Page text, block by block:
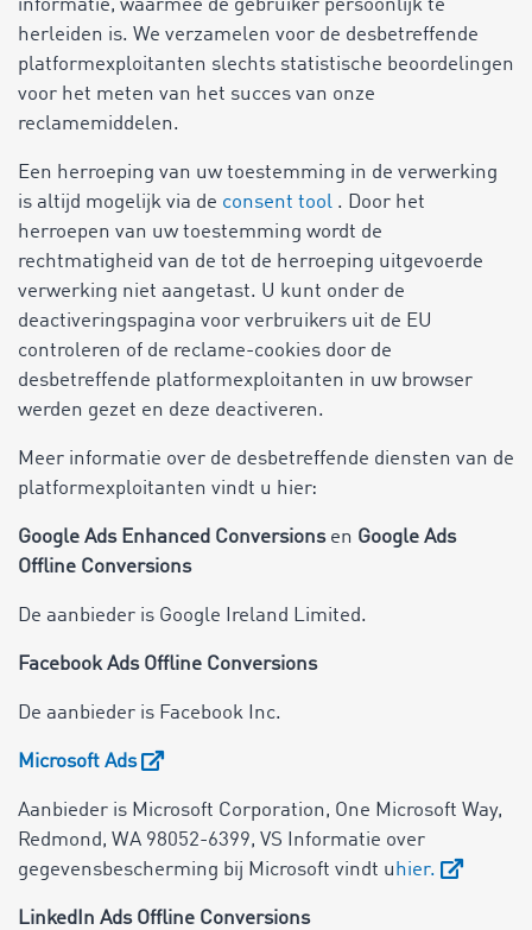
informatie, waarmee de gebruiker persoonlijk te
herleiden is. We verzamelen voor de desbetreffende
platformexploitanten slechts statistische beoordelingen
voor het meten van het succes van onze
reclamemiddelen.
Een herroeping van uw toestemming in de verwerking
is altijd mogelijk via de consent tool . Door het
herroepen van uw toestemming wordt de
rechtmatigheid van de tot de herroeping uitgevoerde
verwerking niet aangetast. U kunt onder de
deactiveringspagina voor verbruikers uit de EU
controleren of de reclame-cookies door de
desbetreffende platformexploitanten in uw browser
werden gezet en deze deactiveren.
Meer informatie over de desbetreffende diensten van de
platformexploitanten vindt u hier:
Google Ads Enhanced Conversionsen Google Ads
Offline Conversions
De aanbieder is Google Ireland Limited.
Facebook Ads Offline Conversions
De aanbieder is Facebook Inc.
Microsoft Ads
Aanbieder is Microsoft Corporation, One Microsoft Way,
Redmond, WA 98052-6399, VS Informatie over
gegevensbescherming bij Microsoft vindt u hier.
LinkedIn Ads Offline Conversions